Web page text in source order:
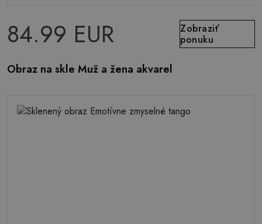
84.99 EUR
Zobraziť
ponuku
Obraz na skle Muž a žena akvarel